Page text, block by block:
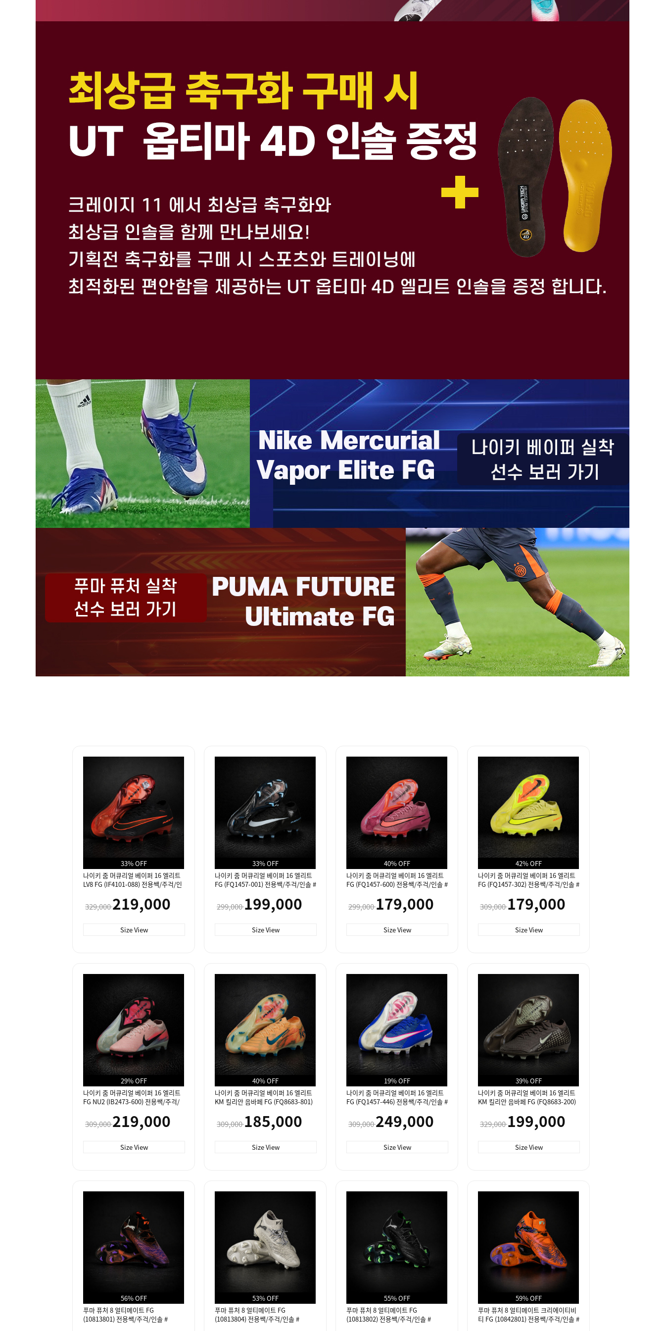
33% OFF
나이키 줌 머큐리얼 베이퍼 16 엘리트
LV8 FG (IF4101-088) 전용쌕/주걱/인
329,000219,000
Size View
33% OFF
나이키 줌 머큐리얼 베이퍼 16 엘리트
FG (FQ1457-001) 전용쌕/주걱/인솔 #
299,000199,000
Size View
40% OFF
나이키 줌 머큐리얼 베이퍼 16 엘리트
FG (FQ1457-600) 전용쌕/주걱/인솔 #
299,000179,000
Size View
42% OFF
나이키 줌 머큐리얼 베이퍼 16 엘리트
FG (FQ1457-302) 전용쌕/주걱/인솔 #
309,000179,000
Size View
29% OFF
나이키 줌 머큐리얼 베이퍼 16 엘리트
FG NU2 (IB2473-600) 전용쌕/주걱/
309,000219,000
Size View
40% OFF
나이키 줌 머큐리얼 베이퍼 16 엘리트
KM 킬리안 음바페 FG (FQ8683-801)
309,000185,000
Size View
19% OFF
나이키 줌 머큐리얼 베이퍼 16 엘리트
FG (FQ1457-446) 전용쌕/주걱/인솔 #
309,000249,000
Size View
39% OFF
나이키 줌 머큐리얼 베이퍼 16 엘리트
KM 킬리안 음바페 FG (FQ8683-200)
329,000199,000
Size View
56% OFF
푸마 퓨처 8 얼티메이트 FG
(10813801) 전용쌕/주걱/인솔 #
53% OFF
푸마 퓨처 8 얼티메이트 FG
(10813804) 전용쌕/주걱/인솔 #
55% OFF
푸마 퓨처 8 얼티메이트 FG
(10813802) 전용쌕/주걱/인솔 #
59% OFF
푸마 퓨처 8 얼티메이트 크리에이티비
티 FG (10842801) 전용쌕/주걱/인솔 #